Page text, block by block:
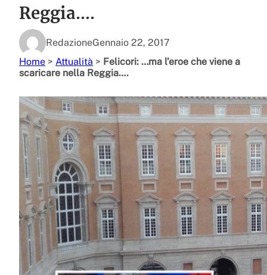
Reggia….
RedazioneGennaio 22, 2017
Home > Attualità > Felicori: …ma l’eroe che viene a
scaricare nella Reggia….